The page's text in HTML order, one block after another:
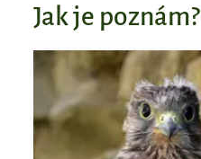
Jak je poznám?